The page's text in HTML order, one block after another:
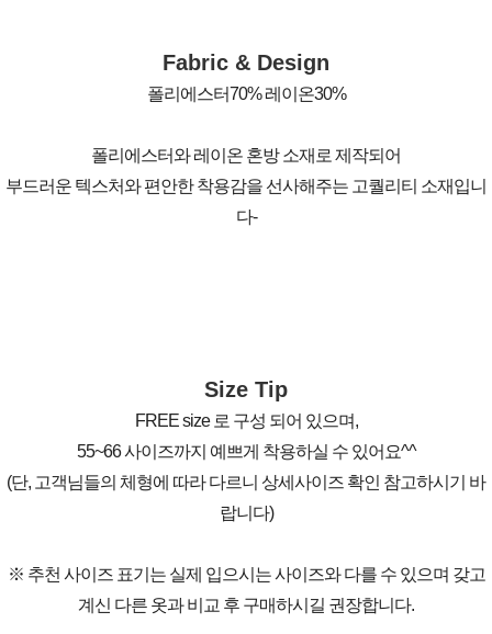
Fabric & Design
폴리에스터70% 레이온30%
폴리에스터와 레이온 혼방 소재로 제작되어
부드러운 텍스처와 편안한 착용감을 선사해주는 고퀄리티 소재입니
다-
Size Tip
FREE size 로 구성 되어 있으며,
55~66 사이즈까지 예쁘게 착용하실 수 있어요^^
(단, 고객님들의 체형에 따라 다르니 상세사이즈 확인 참고하시기 바
랍니다)
※ 추천 사이즈 표기는 실제 입으시는 사이즈와 다를 수 있으며 갖고
계신 다른 옷과 비교 후 구매하시길 권장합니다.